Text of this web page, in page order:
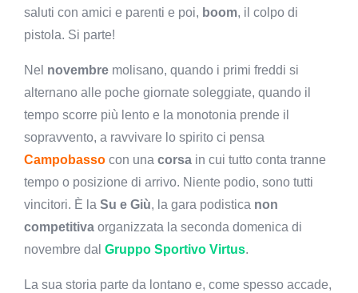
saluti con amici e parenti e poi, boom, il colpo di
pistola. Si parte!
Nel novembre molisano, quando i primi freddi si
alternano alle poche giornate soleggiate, quando il
tempo scorre più lento e la monotonia prende il
sopravvento, a ravvivare lo spirito ci pensa
Campobasso con una corsa in cui tutto conta tranne
tempo o posizione di arrivo. Niente podio, sono tutti
vincitori. È la Su e Giù, la gara podistica non
competitiva organizzata la seconda domenica di
novembre dal Gruppo Sportivo Virtus.
La sua storia parte da lontano e, come spesso accade,